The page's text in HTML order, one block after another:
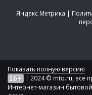
Яндекс Метрика |
Показать полную версию
| 2024 © mtq.ru, все
Интернет-магазин